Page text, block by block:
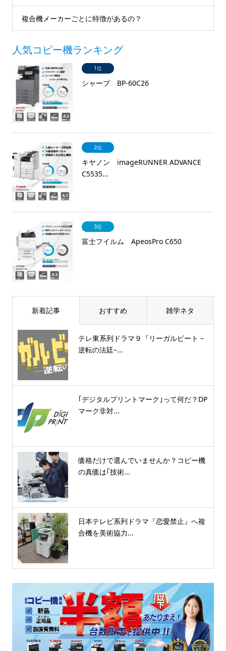
複合機メーカーごとに特徴があるの？
人気コピー機ランキング
1位
シャープ BP-60C26
2位
キヤノン imageRUNNER ADVANCE
C5535...
3位
富士フイルム ApeosPro C650
新着記事 おすすめ 雑学ネタ
テレ東系列ドラマ９『リーガルビート –
逆転の法廷–...
｢デジタルプリントマーク｣って何だ？DP
マーク非対...
価格だけで選んでいませんか？コピー機
の真価は｢技術...
日本テレビ系列ドラマ『恋愛禁止』へ複
合機を美術協力...